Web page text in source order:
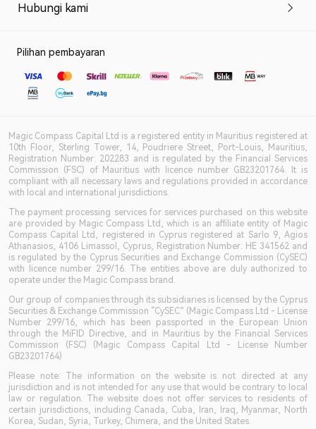
Hubungi kami
Pilihan pembayaran
Magic Compass Capital Ltd is a registered entity in Mauritius registered at
10th Floor, Sterling Tower, 14, Poudriere Street, Port-Louis, Mauritius,
Registration Number: 202283 and is regulated by the Financial Services
Commission (FSC) of Mauritius with licence number GB23201764. It is
compliant with all necessary laws and regulations provided in accordance
with local and international jurisdictions.
The payment processing services for services purchased on this website
are provided by Magic Compass Ltd, which is an affiliate entity of Magic
Compass Capital Ltd, registered in Cyprus registered at Sarlo 9, Agios
Athanasios, 4106 Limassol, Cyprus, Registration Number: HE 341562 and
is regulated by the Cyprus Securities and Exchange Commission (CySEC)
with licence number 299/16. The entities above are duly authorized to
operate under the Magic Compass brand.
Our group of companies through its subsidiaries is licensed by the Cyprus
Securities & Exchange Commission “CySEC” (Magic Compass Ltd - License
Number 299/16, which has been passported in the European Union
through the MiFID Directive, and in Mauritius by the Financial Services
Commission (FSC) (Magic Compass Capital Ltd - License Number
GB23201764)
Please note: The information on the website is not directed at any
jurisdiction and is not intended for any use that would be contrary to local
law or regulation. The website does not offer services to residents of
certain jurisdictions, including Canada, Cuba, Iran, Iraq, Myanmar, North
Korea, Sudan, Syria, Turkey, Chimera, and the United States.